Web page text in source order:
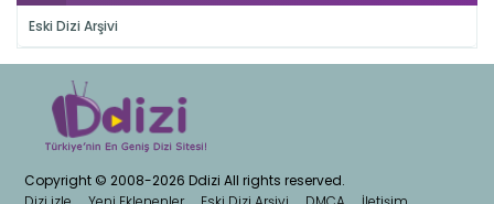
Eski Dizi Arşivi
Copyright © 2008-2026 Ddizi All rights reserved.